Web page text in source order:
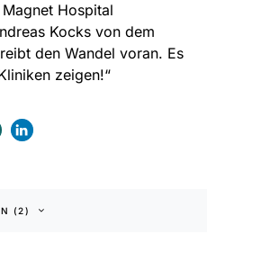
Hospital
Kocks von dem
den Wandel voran. Es
zeigen!“
(2)